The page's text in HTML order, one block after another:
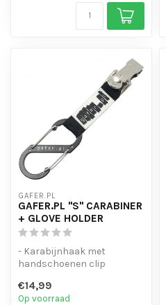
GAFER.PL
GAFER.PL "S" CARABINER
+ GLOVE HOLDER
- Karabijnhaak met
handschoenen clip
dubbelzijdige veersluit...
€14,99
Op voorraad